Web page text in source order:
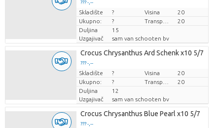
??? -,--
Cijena po komadu
Skladište ? Visina
20
Ukupno:
?
20
Duljina
15
Uzgajivač
sam van schooten bv
Crocus Chrysanthus Ard Schenk x10 5/7
??? -,--
Cijena po komadu
Skladište ? Visina
20
Ukupno:
?
20
Duljina
12
Uzgajivač
sam van schooten bv
Crocus Chrysanthus Blue Pearl x10 5/7
??? -,--